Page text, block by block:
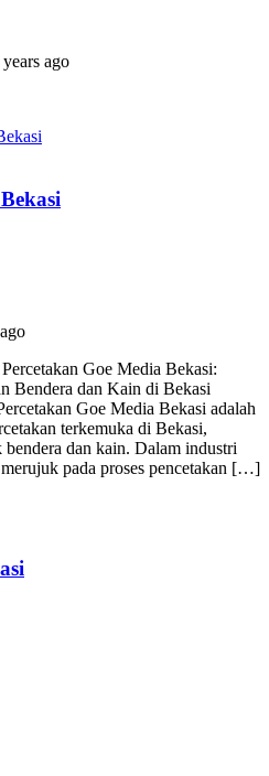
years ago
Goe Media Bekasi:
Bendera dan Kain di Bekasi
Goe Media Bekasi adalah
terkemuka di Bekasi,
bendera dan kain. Dalam industri
pada proses pencetakan […]